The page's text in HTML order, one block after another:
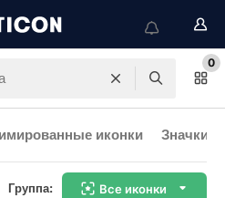
0
иконки Значки
Группа: Все иконки